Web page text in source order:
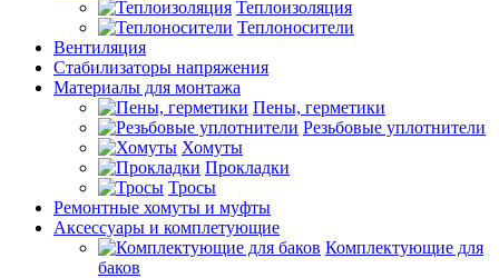
Теплоизоляция
Теплоносители
Вентиляция
Стабилизаторы напряжения
Материалы для монтажа
Пены, герметики
Резьбовые уплотнители
Хомуты
Прокладки
Тросы
Ремонтные хомуты и муфты
Аксессуары и комплетующие
Комплектующие для
баков